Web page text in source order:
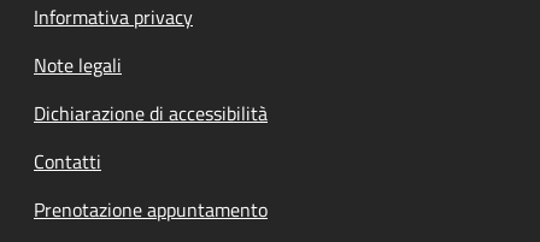
Informativa privacy
Note legali
Dichiarazione di accessibilità
Contatti
Prenotazione appuntamento